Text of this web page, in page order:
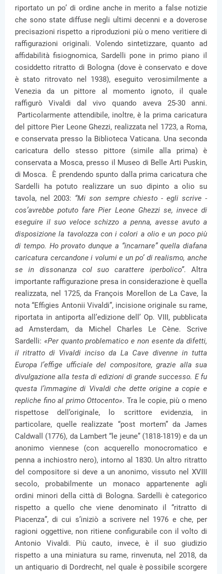
riportato un po’ di ordine anche in merito a false notizie
che sono state diffuse negli ultimi decenni e a doverose
precisazioni rispetto a riproduzioni più o meno veritiere di
raffigurazioni originali. Volendo sintetizzare, quanto ad
affidabilità fisiognomica, Sardelli pone in primo piano il
cosiddetto ritratto di Bologna (dove è conservato e dove
è stato ritrovato nel 1938), eseguito verosimilmente a
Venezia da un pittore al momento ignoto, il quale
raffigurò Vivaldi dal vivo quando aveva 25-30 anni.
Particolarmente attendibile, inoltre, è la prima caricatura
del pittore Pier Leone Ghezzi, realizzata nel 1723, a Roma,
e conservata presso la Biblioteca Vaticana. Una seconda
caricatura dello stesso pittore (simile alla prima) è
conservata a Mosca, presso il Museo di Belle Arti Puskin,
di Mosca. È prendendo spunto dalla prima caricatura che
Sardelli ha potuto realizzare un suo dipinto a olio su
tavola, nel 2003: “Mi son sempre chiesto - egli scrive -
cos’avrebbe potuto fare Pier Leone Ghezzi se, invece di
eseguire il suo veloce schizzo a penna, avesse avuto a
disposizione la tavolozza con i colori a olio e un poco più
di tempo. Ho provato dunque a “incarnare” quella diafana
caricatura cercandone i volumi e un po’ di realismo, anche
se in dissonanza col suo carattere iperbolico”. Altra
importante raffigurazione presa in considerazione è quella
realizzata, nel 1725, da François Morellon de La Cave, la
nota “Effigies Antonii Vivaldi”, incisione originale su rame,
riportata in antiporta all’edizione dell’ Op. VIII, pubblicata
ad Amsterdam, da Michel Charles Le Cène. Scrive
Sardelli: «Per quanto problematico e non esente da difetti,
il ritratto di Vivaldi inciso da La Cave divenne in tutta
Europa l’effige ufficiale del compositore, grazie alla sua
divulgazione alla testa di edizioni di grande successo. E fu
questa l’immagine di Vivaldi che dette origine a copie e
repliche fino al primo Ottocento». Tra le copie, più o meno
rispettose dell’originale, lo scrittore evidenzia, in
particolare, quelle realizzate “post mortem” da James
Caldwall (1776), da Lambert “le jeune” (1818-1819) e da un
anonimo viennese (con acquerello monocromatico e
penna a inchiostro nero), intorno al 1830. Un altro ritratto
del compositore si deve a un anonimo, vissuto nel XVIII
secolo, probabilmente un monaco appartenente agli
ordini minori della città di Bologna. Sardelli è categorico
rispetto a quello che viene denominato il “ritratto di
Piacenza”, di cui s’iniziò a scrivere nel 1976 e che, per
ragioni oggettive, non ritiene configurabile con il volto di
Antonio Vivaldi. Più cauto, invece, è il suo giudizio
rispetto a una miniatura su rame, rinvenuta, nel 2018, da
un antiquario di Dordrecht, nel quale è possibile scorgere